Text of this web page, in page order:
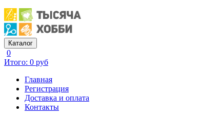
Каталог
0
Итого: 0 руб
Главная
Регистрация
Доставка и оплата
Контакты